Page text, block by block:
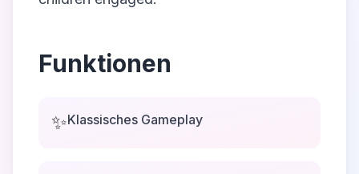
Funktionen
✨Klassisches Gameplay